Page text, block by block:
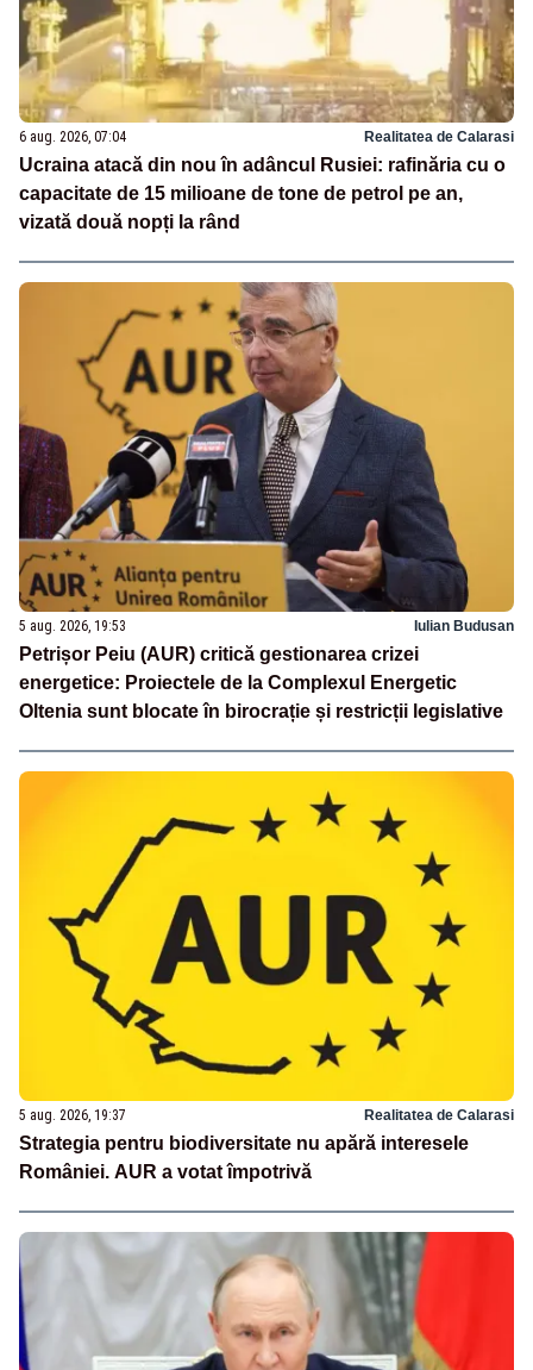
6 aug. 2026, 07:04 Realitatea de Calarasi
Ucraina atacă din nou în adâncul Rusiei: rafinăria cu o
capacitate de 15 milioane de tone de petrol pe an,
vizată două nopți la rând
5 aug. 2026, 19:53 Iulian Budusan
Petrișor Peiu (AUR) critică gestionarea crizei
energetice: Proiectele de la Complexul Energetic
Oltenia sunt blocate în birocrație și restricții legislative
5 aug. 2026, 19:37 Realitatea de Calarasi
Strategia pentru biodiversitate nu apără interesele
României. AUR a votat împotrivă